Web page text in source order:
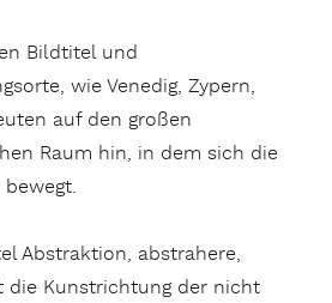
Bildtitel und
wie Venedig, Zypern,
auf den großen
Raum hin, in dem sich die
Abstraktion, abstrahere,
die Kunstrichtung der nicht